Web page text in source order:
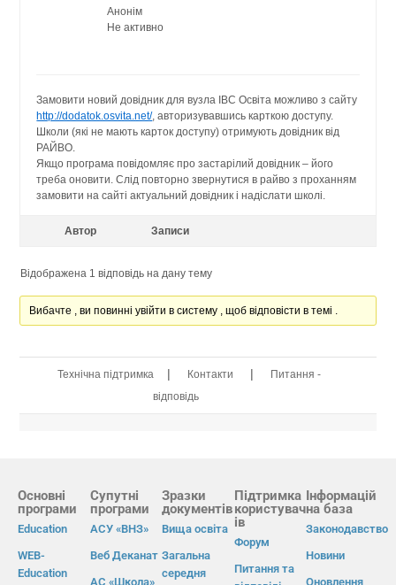
Анонім
Не активно
Замовити новий довідник для вузла ІВС Освіта можливо з сайту
http://dodatok.osvita.net/, авторизувавшись карткою доступу.
Школи (які не мають карток доступу) отримують довідник від
РАЙВО.
Якщо програма повідомляє про застарілий довідник – його
треба оновити. Слід повторно звернутися в райво з проханням
замовити на сайті актуальний довідник і надіслати школі.
Автор Записи
Відображена 1 відповідь на дану тему
Вибачте , ви повинні увійти в систему , щоб відповісти в темі .
Технічна підтримка | Контакти |
Питання -
відповідь
Основні
програми
Education
WEB-
Education
Супутні
програми
АСУ «ВНЗ»
Веб Деканат
АС «Школа»
Зразки
документів
Вища освіта
Загальна
середня
Підтримка
користувач
ів
Форум
Питання та
Інформацій
на база
Законодавство
Новини
Оновлення